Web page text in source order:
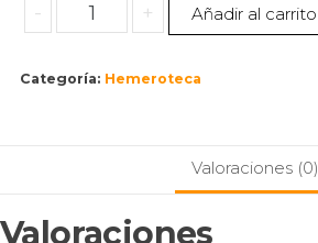
-
+ Añadir al carrito
Categoría: Hemeroteca
Valoraciones (0)
Valoraciones